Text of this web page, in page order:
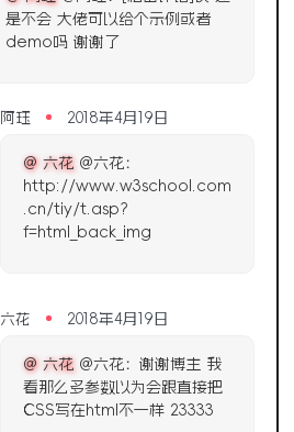
是不会 大佬可以给个示例或者
demo吗 谢谢了
阿珏 2018年4月19日
@ 六花 @六花：
http://www.w3school.com
.cn/tiy/t.asp?
f=html_back_img
六花 2018年4月19日
@ 六花 @六花：谢谢博主 我
看那么多参数以为会跟直接把
CSS写在html不一样 23333